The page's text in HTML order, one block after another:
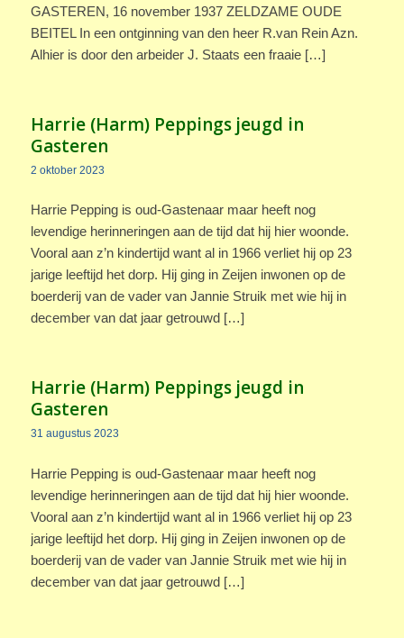
GASTEREN, 16 november 1937 ZELDZAME OUDE
BEITEL In een ontginning van den heer R.van Rein Azn.
Alhier is door den arbeider J. Staats een fraaie […]
Harrie (Harm) Peppings jeugd in
Gasteren
2 oktober 2023
Harrie Pepping is oud-Gastenaar maar heeft nog
levendige herinneringen aan de tijd dat hij hier woonde.
Vooral aan z’n kindertijd want al in 1966 verliet hij op 23
jarige leeftijd het dorp. Hij ging in Zeijen inwonen op de
boerderij van de vader van Jannie Struik met wie hij in
december van dat jaar getrouwd […]
Harrie (Harm) Peppings jeugd in
Gasteren
31 augustus 2023
Harrie Pepping is oud-Gastenaar maar heeft nog
levendige herinneringen aan de tijd dat hij hier woonde.
Vooral aan z’n kindertijd want al in 1966 verliet hij op 23
jarige leeftijd het dorp. Hij ging in Zeijen inwonen op de
boerderij van de vader van Jannie Struik met wie hij in
december van dat jaar getrouwd […]